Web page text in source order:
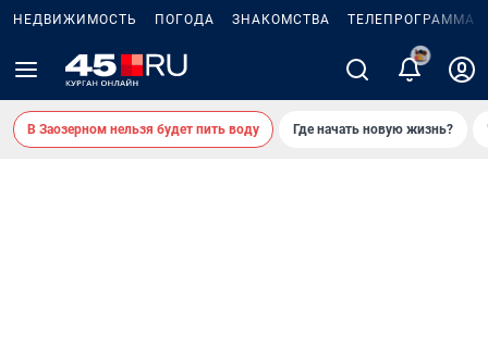
НЕДВИЖИМОСТЬ ПОГОДА ЗНАКОМСТВА ТЕЛЕПРОГРАММА
2
В Заозерном нельзя будет пить воду Где начать новую жизнь?